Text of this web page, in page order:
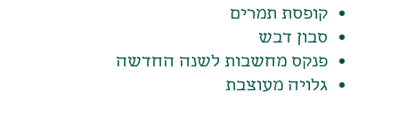
קופסת תמרים
סבון דבש
פנקס מחשבות לשנה החדשה
גלויה מעוצבת